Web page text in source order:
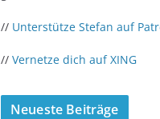
// Unterstütze Stefan auf
// Vernetze dich auf XING
Neueste Beiträge